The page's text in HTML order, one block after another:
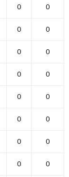
0 0
0 0
0 0
0 0
0 0
0 0
0 0
0 0